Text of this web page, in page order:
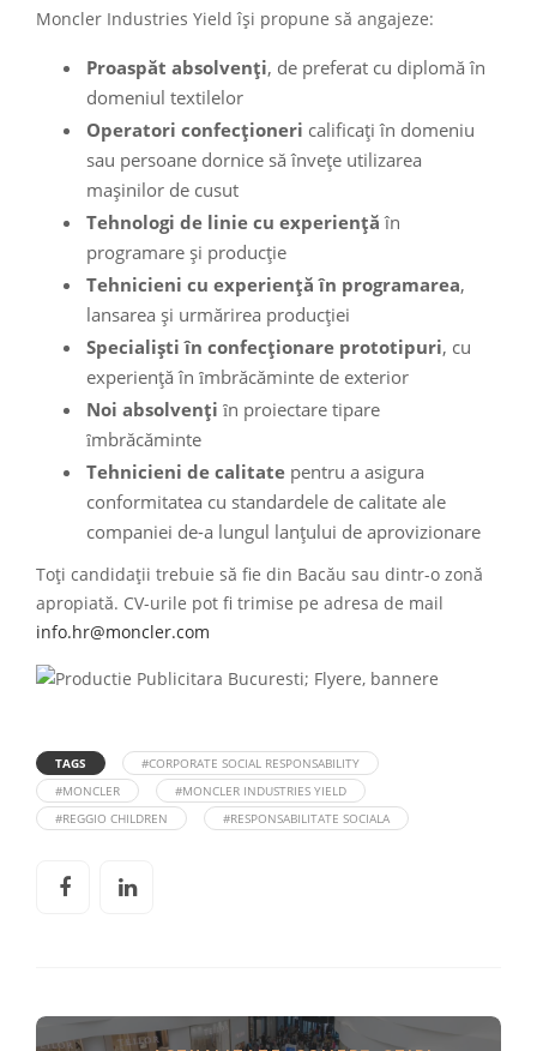
Moncler Industries Yield își propune să angajeze:
Proaspăt absolvenți, de preferat cu diplomă în
domeniul textilelor
Operatori confecționeri calificați în domeniu
sau persoane dornice să învețe utilizarea
maşinilor de cusut
Tehnologi de linie cu experiență în
programare și producție
Tehnicieni cu experiență în programarea,
lansarea și urmărirea producției
Specialiști în confecționare prototipuri, cu
experiență în ȋmbrăcăminte de exterior
Noi absolvenți ȋn proiectare tipare
ȋmbrăcăminte
Tehnicieni de calitate pentru a asigura
conformitatea cu standardele de calitate ale
companiei de-a lungul lanțului de aprovizionare
Toți candidații trebuie să fie din Bacău sau dintr-o zonă
apropiată. CV-urile pot fi trimise pe adresa de mail
info.hr@moncler.com
TAGS
#CORPORATE SOCIAL RESPONSABILITY
#MONCLER
#MONCLER INDUSTRIES YIELD
#REGGIO CHILDREN
#RESPONSABILITATE SOCIALA